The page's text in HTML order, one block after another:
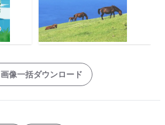
画像一括ダウンロード